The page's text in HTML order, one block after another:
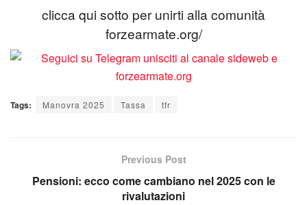
clicca qui sotto per unirti alla comunità
forzearmate.org/
Tags: Manovra 2025 Tassa tfr
Previous Post
Pensioni: ecco come cambiano nel 2025 con le
rivalutazioni